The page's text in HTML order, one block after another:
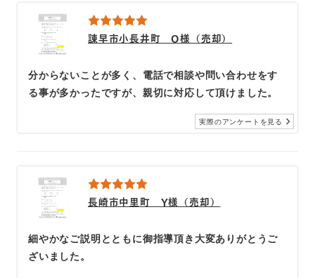
諫早市小長井町 O様（売却）
分からないことが多く、電話で相談や問い合わせをす
る事が多かったですが、親切に対応して頂けました。
実際のアンケートを見る
長崎市中里町 Y様（売却）
細やかなご説明とともに御指導頂き大変ありがとうご
ざいました。